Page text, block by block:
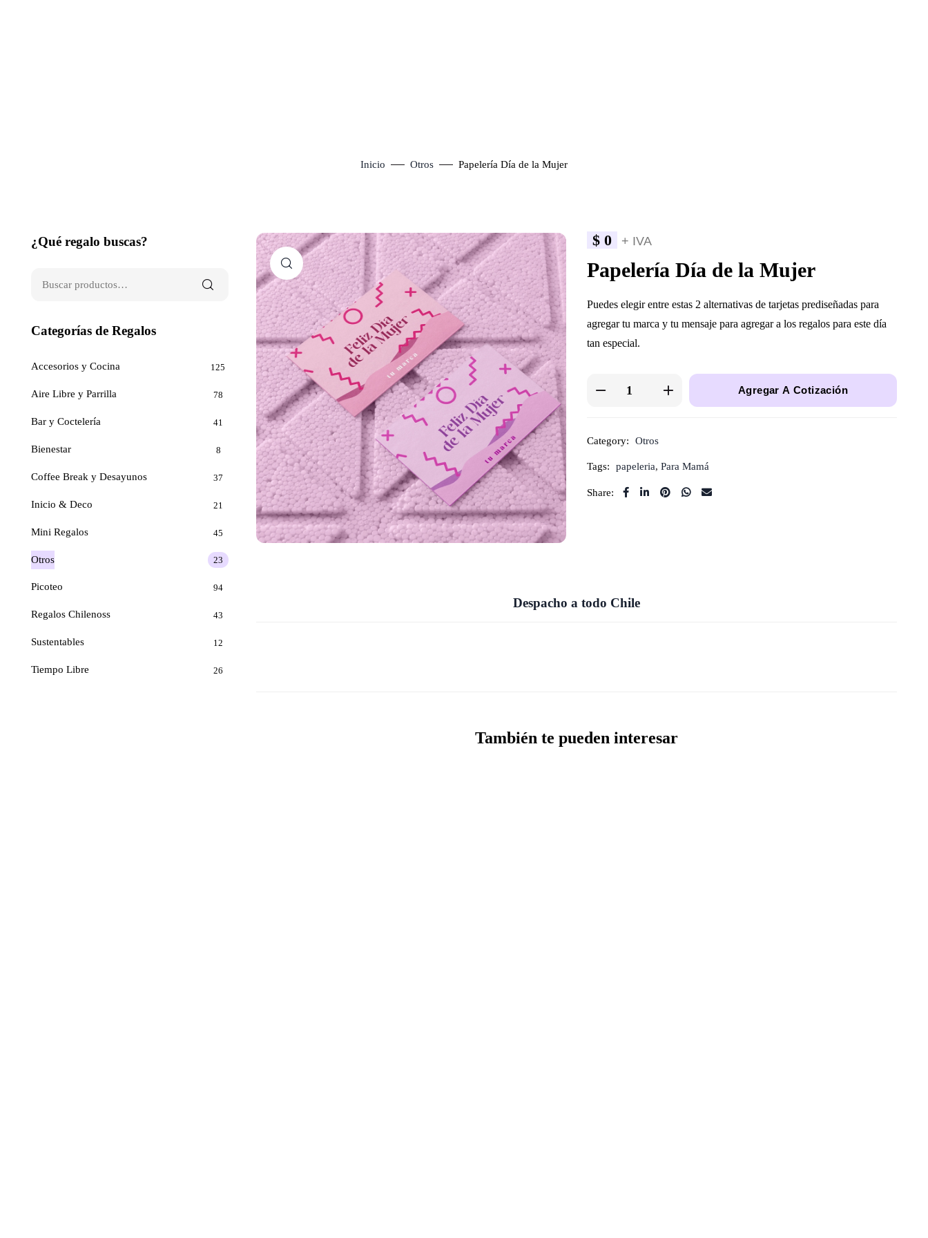
Inicio Otros Papelería Día de la Mujer
Click to enlarge
$ 0 + IVA
Papelería Día de la Mujer
Puedes elegir entre estas 2 alternativas de tarjetas prediseñadas para
agregar tu marca y tu mensaje para agregar a los regalos para este día
tan especial.
Agregar A Cotización
Category: Otros
Tags: papeleria, Para Mamá
Share:
Despacho a todo Chile
También te pueden interesar
¿Qué regalo buscas?
Categorías de Regalos
Accesorios y Cocina 125
Aire Libre y Parrilla 78
Bar y Coctelería 41
Bienestar 8
Coffee Break y Desayunos 37
Inicio & Deco 21
Mini Regalos 45
Otros 23
Picoteo 94
Regalos Chilenoss 43
Sustentables 12
Tiempo Libre 26